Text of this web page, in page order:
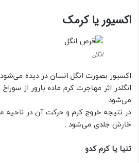
اکسیور یا کرمک
انگل
اکسیور بصورت انگل انسان در دیده
انگلدر اثر مهاجرت کرم ماده بارور از
می‌شود.
در نتیجه خروج کرم و حرکت آن در ناحیه
خارش جلدی می‌شود .
تنیا یا کرم کدو